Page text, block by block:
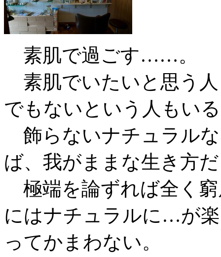
素肌で過ごす……。
素肌でいたいと思う
でもないという人もい
飾らないナチュラル
ば、我がままな生き方
極端を論ずれば全く
にはナチュラルに…が
ってかまわない。